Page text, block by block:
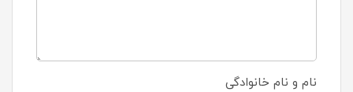
نام و نام خانوادگی